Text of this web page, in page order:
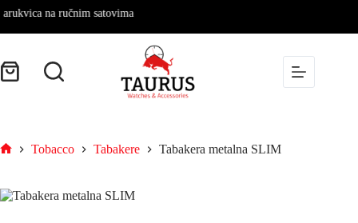
na ručnim satovima
Tobacco Tabakere Tabakera metalna SLIM